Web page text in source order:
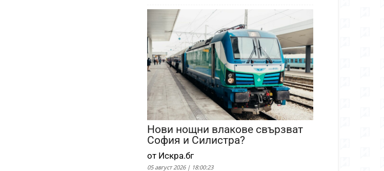
Нови нощни влакове свързват
София и Силистра?
от Искра.бг
05 август 2026 | 18:00:23